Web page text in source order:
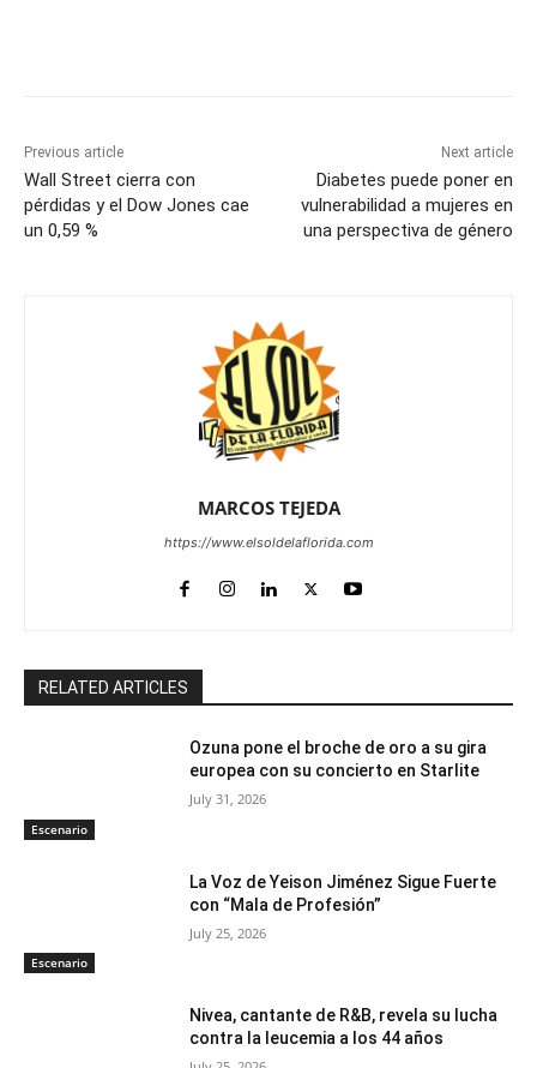
Previous article
Wall Street cierra con
pérdidas y el Dow Jones cae
un 0,59 %
Next article
Diabetes puede poner en
vulnerabilidad a mujeres en
una perspectiva de género
MARCOS TEJEDA
https://www.elsoldelaflorida.com
RELATED ARTICLES
Escenario
Ozuna pone el broche de oro a su gira
europea con su concierto en Starlite
July 31, 2026
Escenario
La Voz de Yeison Jiménez Sigue Fuerte
con “Mala de Profesión”
July 25, 2026
Nivea, cantante de R&B, revela su lucha
contra la leucemia a los 44 años